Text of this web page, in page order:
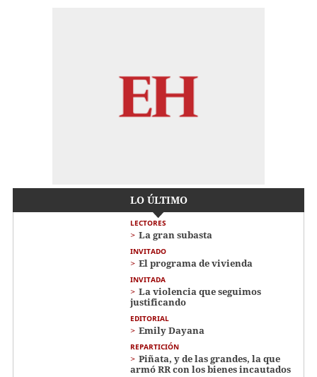
LO ÚLTIMO
LECTORES
La gran subasta
INVITADO
El programa de vivienda
INVITADA
La violencia que seguimos
justificando
EDITORIAL
Emily Dayana
REPARTICIÓN
Piñata, y de las grandes, la que
armó RR con los bienes incautados